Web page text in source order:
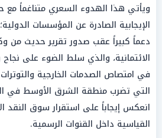
ويأتي هذا الهدوء السعري متناغماً مع
الإيجابية الصادرة عن المؤسسات
دعماً كبيراً عقب صدور تقرير حديث من
الائتمانية، والذي سلط الضوء على
في امتصاص الصدمات الخارجية
التي تضرب منطقة الشرق الأوسط في
انعكس إيجاباً على استقرار سوق النقد
القياسية داخل القنوات الرسمية.